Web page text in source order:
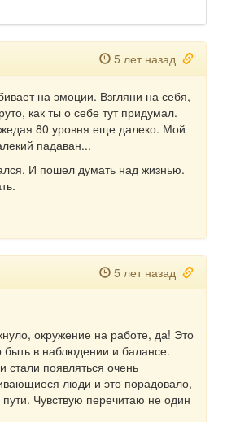
5 лет назад
на эмоции. Взгляни на себя,
как ты о себе тут придумал.
80 уровня еще далеко. Мой
падаван...
И пошел думать над жизнью.
5 лет назад
окружение на работе, да! Это
быть в наблюдении и балансе.
стали появляться очень
люди и это порадовало,
Чувствую перечитаю не один